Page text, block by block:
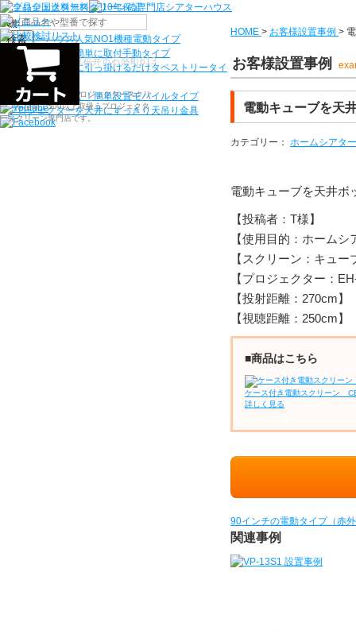
検索
HOME > お客様設置事例 >
お客様設置事例
電動キューブを天
カテゴリー： ホームシアター
電動キューブを天井ボ
【投稿者：T様】
【使用目的：ホーム
【スクリーン：キュ
【プロジェクター：
【投射距離：270cm】
【視聴距離：250cm】
■商品はこちら
ケース付き電動スクリーン
詳しく見る
90インチの電動タイプ（赤
関連事例
機種から選ぶ
シアターハウス人気NO1機種電動タイプ
電源工事なしで簡単に取付手動タイプ
ネジ付きフックに引っ掛けるだけタペストリータイ
持ち運びらくらく！簡単設置モバイルタイプ
プロジェクターを天井にすっきり 天吊り金具
〒910-0122 福井県福井市石盛町613
シアターハウスは、プロジェクタースクリ
ーンを全部で500以上取扱うプロジェクタ
ースクリーン専門店です。